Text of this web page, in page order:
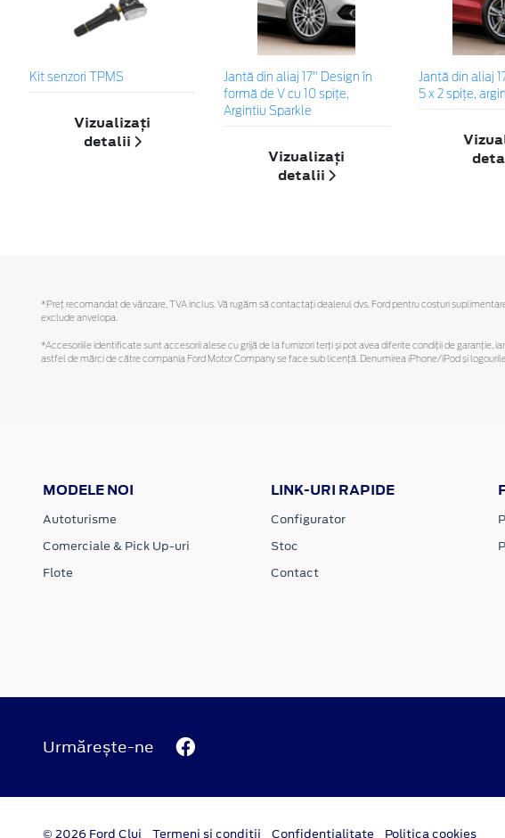
Kit senzori TPMS
Vizualizați
detalii
Jantă din aliaj 17" Design în
formă de V cu 10 spiţe,
Argintiu Sparkle
Vizualizați
detalii
Jantă din aliaj
5 x 2 spiţe,
*Preţ recomandat de vânzare, TVA inclus. Vă rugăm să contactaţi dealerul dvs. Ford pentru costuri
exclude anvelopa.
*Accesoriile identificate sunt accesorii alese cu grijă de la furnizori terți și pot avea diferite condiții de
astfel de mărci de către compania Ford Motor Company se face sub licență. Denumirea iPhone/iPod și
MODELE NOI
Autoturisme
Comerciale & Pick Up-uri
Flote
LINK-URI RAPIDE
Configurator
Stoc
Contact
Urmărește-ne
© 2026 Ford Cluj Termeni si conditii Confidentialitate Politica cookies